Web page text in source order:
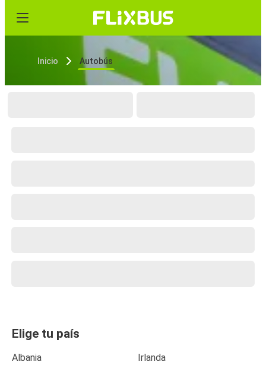
Inicio Autobús
Elige tu país
Albania
Irlanda